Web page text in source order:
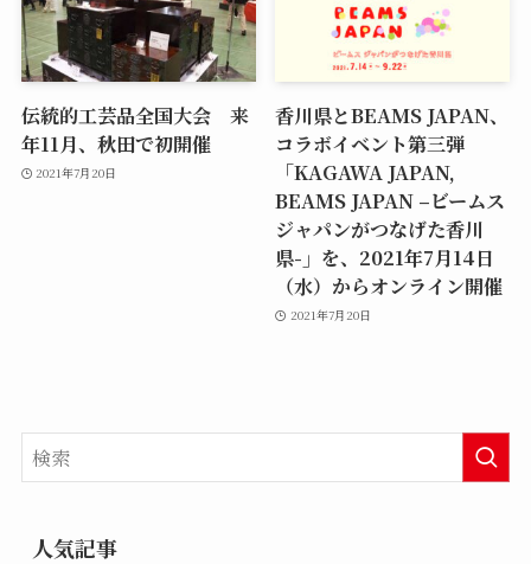
伝統的工芸品全国大会 来
年11月、秋田で初開催
2021年7月20日
香川県とBEAMS JAPAN、
コラボイベント第三弾
「KAGAWA JAPAN,
BEAMS JAPAN –ビームス
ジャパンがつなげた香川
県-」を、2021年7月14日
（水）からオンライン開催
2021年7月20日
人気記事